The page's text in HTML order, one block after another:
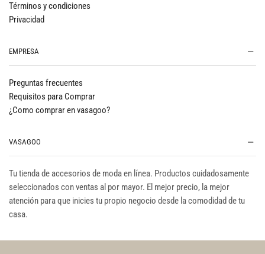
Términos y condiciones
Privacidad
EMPRESA
Preguntas frecuentes
Requisitos para Comprar
¿Como comprar en vasagoo?
VASAGOO
Tu tienda de accesorios de moda en línea. Productos cuidadosamente
seleccionados con ventas al por mayor. El mejor precio, la mejor
atención para que inicies tu propio negocio desde la comodidad de tu
casa.